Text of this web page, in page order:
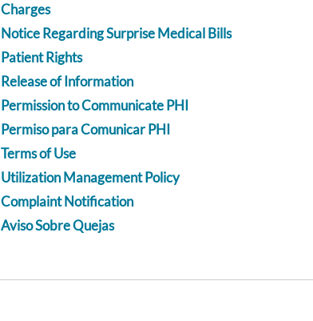
Charges
Notice Regarding Surprise Medical Bills
Patient Rights
Release of Information
Permission to Communicate PHI
Permiso para Comunicar PHI
Terms of Use
Utilization Management Policy
Complaint Notification
Aviso Sobre Quejas